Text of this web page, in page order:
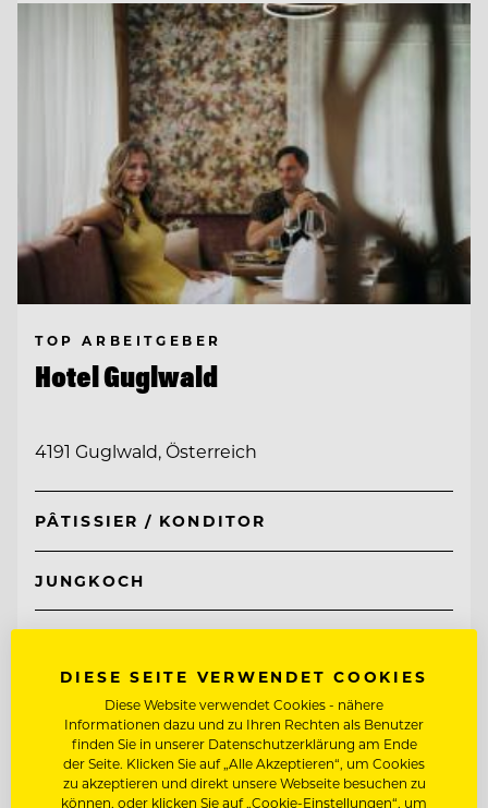
TOP ARBEITGEBER
Hotel Guglwald
4191 Guglwald, Österreich
PÂTISSIER / KONDITOR
JUNGKOCH
DIESE SEITE VERWENDET COOKIES
Diese Website verwendet Cookies - nähere
Informationen dazu und zu Ihren Rechten als Benutzer
finden Sie in unserer Datenschutzerklärung am Ende
der Seite. Klicken Sie auf „Alle Akzeptieren“, um Cookies
zu akzeptieren und direkt unsere Webseite besuchen zu
können, oder klicken Sie auf „Cookie-Einstellungen“, um